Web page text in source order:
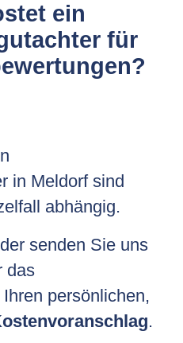
ein
für
in Meldorf sind
abhängig.
senden Sie uns
das
persönlichen,
.